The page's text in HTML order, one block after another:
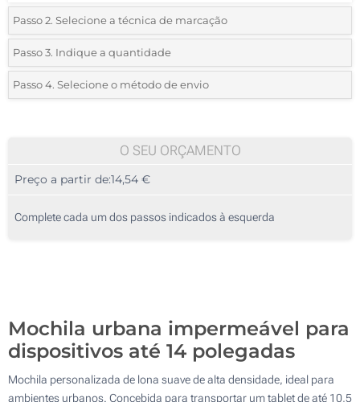
Passo 2. Selecione a técnica de marcação
*Selecione o tipo de marcação e as cores do logotipo:
1 Cor (Num lado)
Passo 3. Indique a quantidade
*Quantidade mínima:5
10
25
Passo 4. Selecione o método de envio
O SEU ORÇAMENTO
Preço a partir de:14,54 €
Complete cada um dos passos indicados à esquerda
Mochila urbana impermeável para
dispositivos até 14 polegadas
Mochila personalizada de lona suave de alta densidade, ideal para
ambientes urbanos. Concebida para transportar um tablet de até 10,5